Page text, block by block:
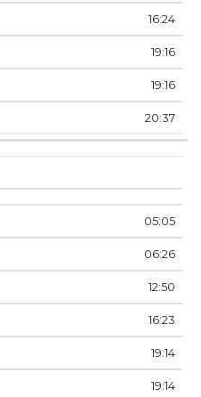
16:24
19:16
19:16
20:37
05:05
06:26
12:50
16:23
19:14
19:14